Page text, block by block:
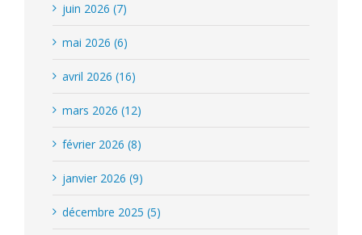
juin 2026 (7)
mai 2026 (6)
avril 2026 (16)
mars 2026 (12)
février 2026 (8)
janvier 2026 (9)
décembre 2025 (5)